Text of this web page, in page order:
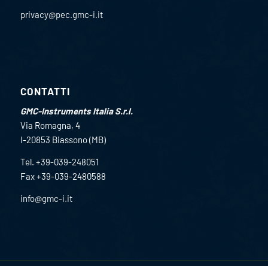
privacy@pec.gmc-i.it
CONTATTI
GMC-Instruments Italia S.r.l.
Via Romagna, 4
I-20853 Biassono (MB)
Tel. +39-039-248051
Fax +39-039-2480588
info@gmc-i.it